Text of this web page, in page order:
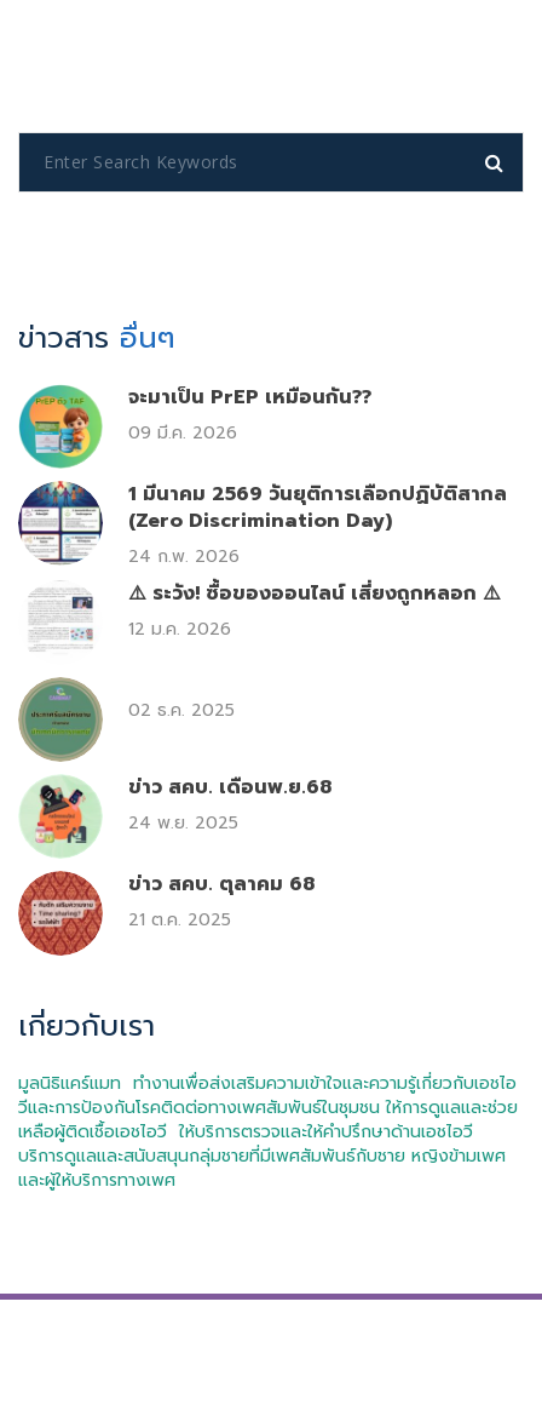
ข่าวสาร อื่นๆ
จะมาเป็น PrEP เหมือนกัน??
09 มี.ค. 2026
1 มีนาคม 2569 วันยุติการเลือกปฏิบัติสากล
(Zero Discrimination Day)
24 ก.พ. 2026
⚠️ ระวัง! ซื้อของออนไลน์ เสี่ยงถูกหลอก ⚠️
12 ม.ค. 2026
02 ธ.ค. 2025
ข่าว สคบ. เดือนพ.ย.68
24 พ.ย. 2025
ข่าว สคบ. ตุลาคม 68
21 ต.ค. 2025
เกี่ยวกับเรา
มูลนิธิแคร์แมท ทำงานเพื่อส่งเสริมความเข้าใจและความรู้เกี่ยวกับเอชไอ
วีและการป้องกันโรคติดต่อทางเพศสัมพันธ์ในชุมชน ให้การดูแลและช่วย
เหลือผู้ติดเชื้อเอชไอวี ให้บริการตรวจและให้คำปรึกษาด้านเอชไอวี
บริการดูแลและสนับสนุนกลุ่มชายที่มีเพศสัมพันธ์กับชาย หญิงข้ามเพศ
และผู้ให้บริการทางเพศ